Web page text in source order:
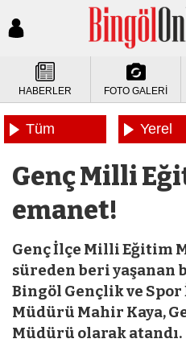
HABERLER FOTO GALERİ
Tüm
Yerel
Genç Milli
emanet!
Genç İlçe Milli Eğitim
süreden beri yaşanan
Bingöl Gençlik ve
Müdürü Mahir Kaya,
Müdürü olarak atandı.